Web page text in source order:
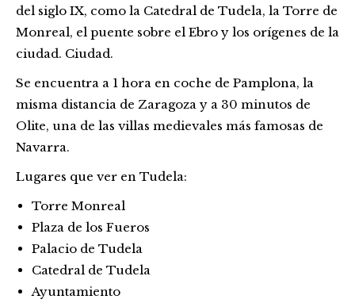
del siglo IX, como la Catedral de Tudela, la Torre de
Monreal, el puente sobre el Ebro y los orígenes de la
ciudad. Ciudad.
Se encuentra a 1 hora en coche de Pamplona, ​​la
misma distancia de Zaragoza y a 30 minutos de
Olite, una de las villas medievales más famosas de
Navarra.
Lugares que ver en Tudela:
Torre Monreal
Plaza de los Fueros
Palacio de Tudela
Catedral de Tudela
Ayuntamiento